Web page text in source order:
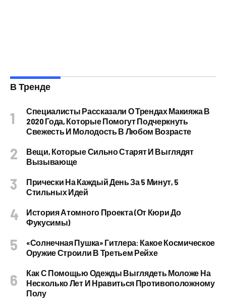
В Тренде
Специалисты Рассказали О Трендах Макияжа В
2020 Года, Которые Помогут Подчеркнуть
Свежесть И Молодость В Любом Возрасте
Вещи, Которые Сильно Старят И Выглядят
Вызывающе
Прически На Каждый День За 5 Минут, 5
Стильных Идей
История Атомного Проекта (от Кюри До
Фукусимы)
«Солнечная Пушка» Гитлера: Какое Космическое
Оружие Строили В Третьем Рейхе
Как С Помощью Одежды Выглядеть Моложе На
Несколько Лет И Нравиться Противоположному
Полу